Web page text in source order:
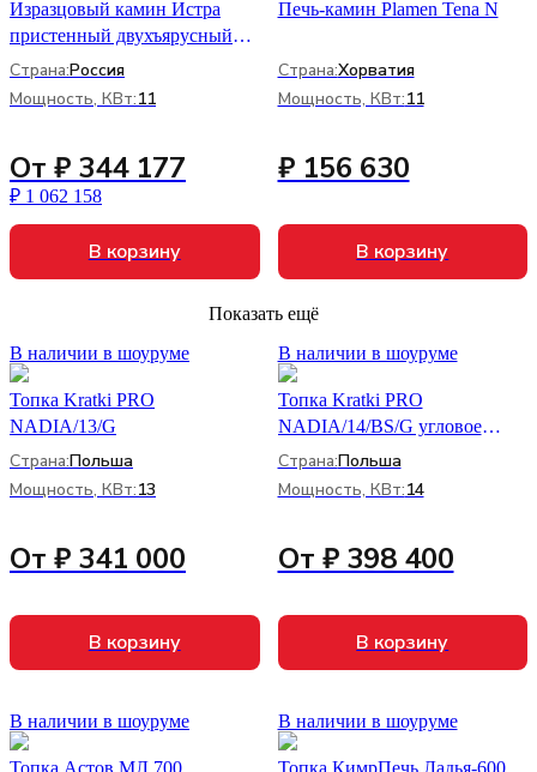
Изразцовый камин Истра
пристенный двухъярусный
КимрПечь
Страна:Россия
Мощность, КВт:11
От ₽ 344 177
₽ 1 062 158
В корзину
Печь-камин Plamen Tena N
Страна:Хорватия
Мощность, КВт:11
₽ 156 630
В корзину
Показать ещё
В наличии в шоуруме
Топка Kratki PRO
NADIA/13/G
Страна:Польша
Мощность, КВт:13
От ₽ 341 000
В корзину
В наличии в шоуруме
Топка Kratki PRO
NADIA/14/BS/G угловое
стекло
Страна:Польша
Мощность, КВт:14
От ₽ 398 400
В корзину
В наличии в шоуруме В наличии в шоуруме